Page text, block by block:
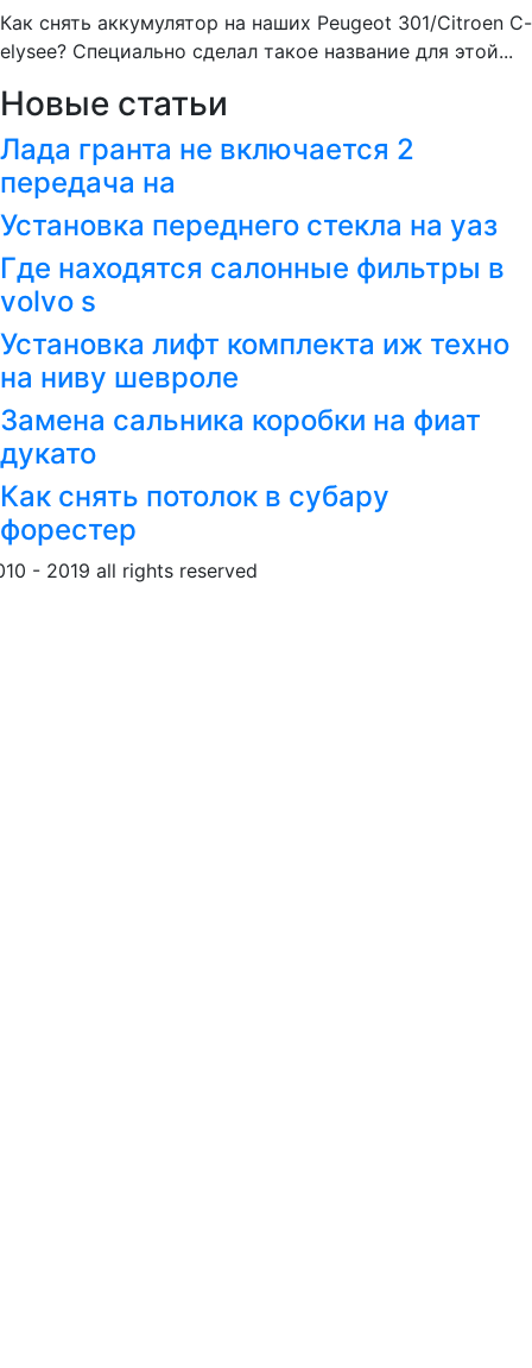
Как снять аккумулятор на наших Peugeot 301/Citroen C-
elysee? Специально сделал такое название для этой...
Новые статьи
Лада гранта не включается 2
передача на
Установка переднего стекла на уаз
Где находятся салонные фильтры в
volvo s
Установка лифт комплекта иж техно
на ниву шевроле
Замена сальника коробки на фиат
дукато
Как снять потолок в субару
форестер
- 2019 all rights reserved